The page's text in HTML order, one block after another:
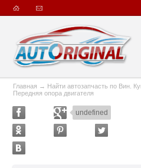
Главная → Найти автозапчасть по Вин.
Передняя опора двигателя
undefined